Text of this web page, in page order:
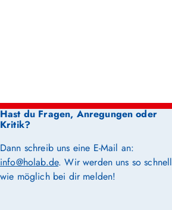
Hast du Fragen, Anregungen oder
Kritik?
Dann schreib uns eine E-Mail an:
info@holab.de. Wir werden uns so schnell
wie möglich bei dir melden!